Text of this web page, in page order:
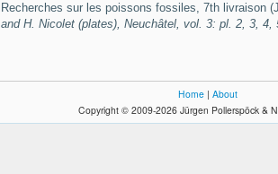
Recherches sur les poissons fossiles, 7th livraison
and H. Nicolet (plates), Neuchâtel, vol. 3: pl. 2, 3,
Home | About
Copyright © 2009-2026 Jürgen Pollerspöck &